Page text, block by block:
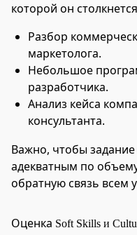
которой он
Разбор
маркетолога.
Небольшое
разработчика.
Анализ кейса
консультанта.
Важно, чтобы
адекватным по
обратную связь всем
Оценка Soft Skills и